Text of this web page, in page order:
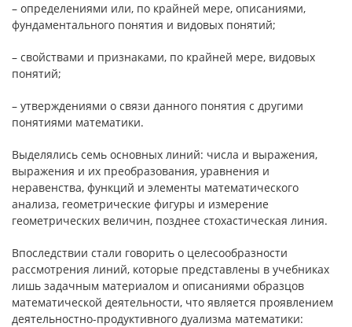
– определениями или, по крайней мере, описаниями,
фундаментального понятия и видовых понятий;
– свойствами и признаками, по крайней мере, видовых
понятий;
– утверждениями о связи данного понятия с другими
понятиями математики.
Выделялись семь основных линий: числа и выражения,
выражения и их преобразования, уравнения и
неравенства, функций и элементы математического
анализа, геометрические фигуры и измерение
геометрических величин, позднее стохастическая линия.
Впоследствии стали говорить о целесообразности
рассмотрения линий, которые представлены в учебниках
лишь задачным материалом и описаниями образцов
математической деятельности, что является проявлением
деятельностно-продуктивного дуализма математики: